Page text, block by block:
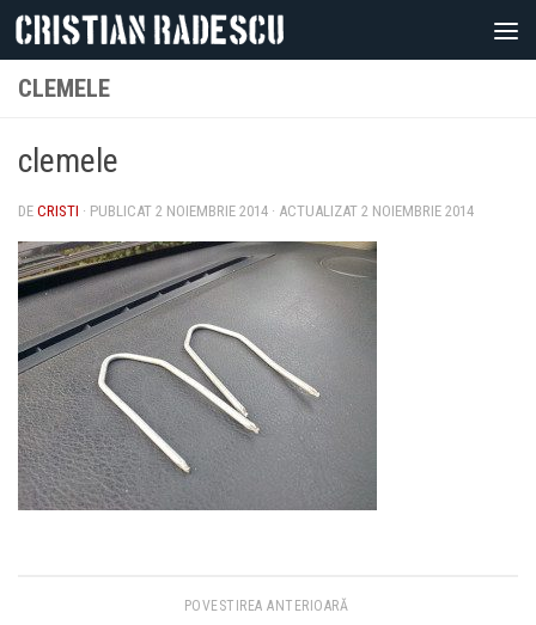
Skip to content
CLEMELE
clemele
DE CRISTI · PUBLICAT 2 NOIEMBRIE 2014 · ACTUALIZAT 2 NOIEMBRIE 2014
POVESTIREA ANTERIOARĂ